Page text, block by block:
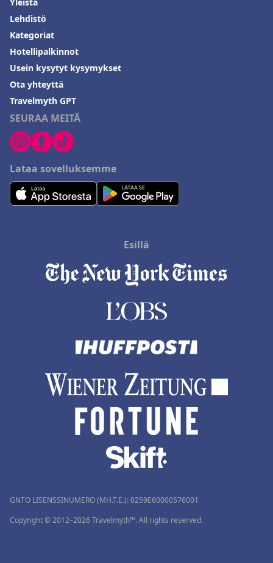
SEURAA MEITÄ
Lataa sovelluksemme
Lehdistö
Kategoriat
Hotellipalkinnot
Usein kysytyt kysymykset
Ota yhteyttä
Travelmyth GPT
Esillä
GNTO LISENSSINUMERO (MH.T.E.): 0259Ε60000576001
Copyright © 2012–2026 Travelmyth™. All rights reserved.